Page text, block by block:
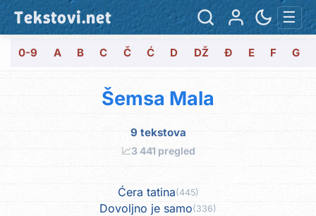
Tekstovi.net ☰
0-9 A B C Č Ć D DŽ Đ E F G
Šemsa Mala
9 tekstova
📈3 441 pregled
Ćera tatina(445)
Dovoljno je samo(336)